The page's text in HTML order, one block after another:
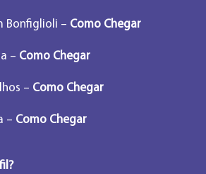
Bonfiglioli – Como Chegar
– Como Chegar
– Como Chegar
– Como Chegar